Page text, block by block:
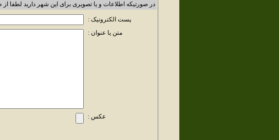
در صورتیکه اطلاعات و یا تصویری برای این شهر دارید لطفا
پست الکترونیک :
متن یا عنوان :
عکس :